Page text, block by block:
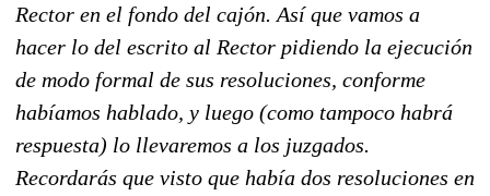
Rector en el fondo del cajón. Así que vamos a
hacer lo del escrito al Rector pidiendo la ejecución
de modo formal de sus resoluciones, conforme
habíamos hablado, y luego (como tampoco habrá
respuesta) lo llevaremos a los juzgados.
Recordarás que visto que había dos resoluciones en